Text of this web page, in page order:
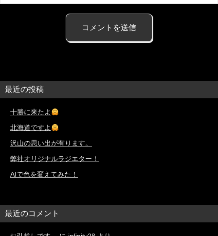
最近の投稿
十勝に来たよ
北海道ですよ
沢山の思い出が有ります。
弊社オリジナルラジエター！
AIで色を変えてみた！
最近のコメント